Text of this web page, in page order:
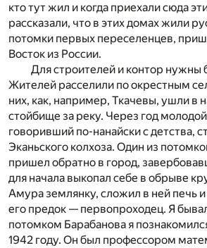
кто тут жил и когда приехали сюда
рассказали, что в этих домах жили
потомки первых переселенцев,
Восток из России.
Для строителей и контор
Жителей расселили по окрестным
них, как, например, Ткачевы, ушли в
стойбище за реку. Через год
говоривший по-нанайски с детства,
Эканьского колхоза. Один из
пришел обратно в город,
для начала выкопал себе в обрыве
Амура землянку, сложил в ней печь
его предок — первопроходец. Я
потомком Барабанова я
1942 году. Он был профессором